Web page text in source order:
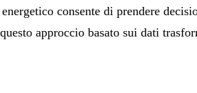
consente di prendere
uesto approccio basato sui dati